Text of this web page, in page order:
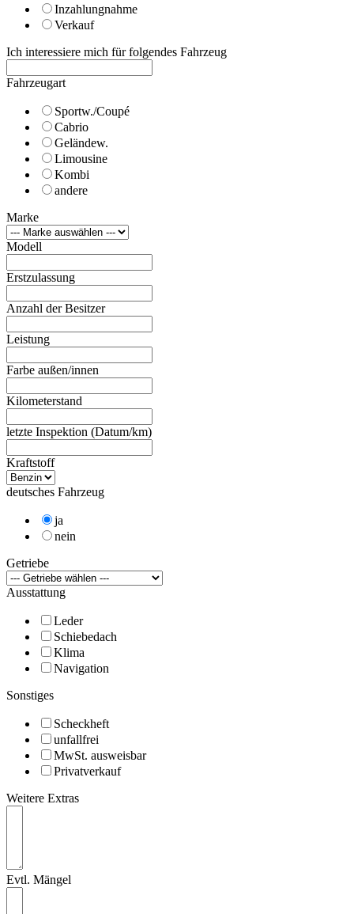
Inzahlungnahme
Verkauf
Ich interessiere mich für folgendes Fahrzeug
Fahrzeugart
Sportw./Coupé
Cabrio
Geländew.
Limousine
Kombi
andere
Marke
Modell
Erstzulassung
Anzahl der Besitzer
Leistung
Farbe außen/innen
Kilometerstand
letzte Inspektion (Datum/km)
Kraftstoff
deutsches Fahrzeug
ja
nein
Getriebe
Ausstattung
Leder
Schiebedach
Klima
Navigation
Sonstiges
Scheckheft
unfallfrei
MwSt. ausweisbar
Privatverkauf
Weitere Extras
Evtl. Mängel